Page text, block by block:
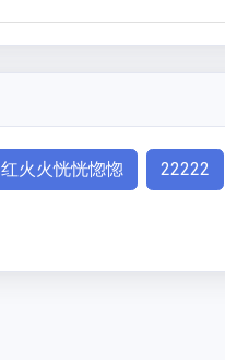
红火火恍恍惚惚 22222